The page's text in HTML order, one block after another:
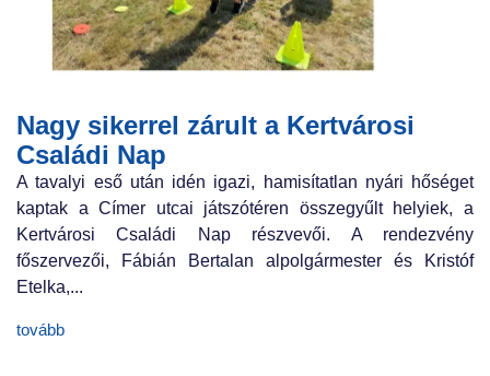
Nagy sikerrel zárult a Kertvárosi
Családi Nap
A tavalyi eső után idén igazi, hamisítatlan nyári hőséget
kaptak a Címer utcai játszótéren összegyűlt helyiek, a
Kertvárosi Családi Nap részvevői. A rendezvény
főszervezői, Fábián Bertalan alpolgármester és Kristóf
Etelka,...
tovább